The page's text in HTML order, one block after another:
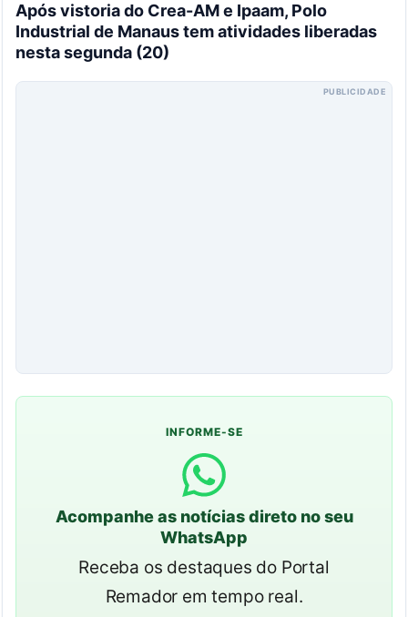
Após vistoria do Crea-AM e Ipaam, Polo
Industrial de Manaus tem atividades liberadas
nesta segunda (20)
PUBLICIDADE
INFORME-SE
Acompanhe as notícias direto no seu
WhatsApp
Receba os destaques do Portal
Remador em tempo real.